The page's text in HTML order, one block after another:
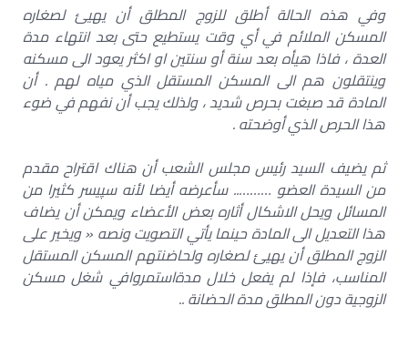
وفي هذه الحالة أطلق للزوج المطلق أن يهيئ لصغاره
المسكن الملائم في أي وقت يستطيع حتى بعد انتهاء مدة
العدة ، فاذا هيأه بعد سنة أو سنتين او اكثر يعود الى مسكنه
وينتقلون هم الى المسكن المستقل الذي مياه لهم . أن
المادة قد صبغت بحرص شديد ، ولذلك يجب أن نفهم في ضوء
هذا الحرص الذي أوضحته .
ثم يضيف السيد رئيس مجلس الشعب أن هناك اقتراح مقدم
من السيدة العضو ……….. سأعرضه أيضا لأنه سپیسر كثيرا من
المسائل ويحل الاشكال أثاره بعض الأعضاء ويمكن أن يضاف
هذا التعديل الى المادة حينما يأتي التصويت ونصه « ويخير على
الزوج المطلق أن يهيئ لصغاره ولحاضنتهم المسكن المستقل
المناسب، فإذا لم يفعل خلال مدةاستمروافي شغل مسكن
الزوجية دون المطلق مدة الحضانة ..